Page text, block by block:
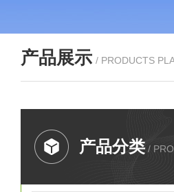
产品展示 / PRODUCTS
产品分类 /